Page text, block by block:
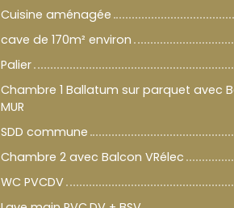
Cuisine aménagée
cave de 170m² environ
Palier
Chambre 1 Ballatum sur parquet avec
MUR
SDD commune
Chambre 2 avec Balcon VRélec
WC PVCDV